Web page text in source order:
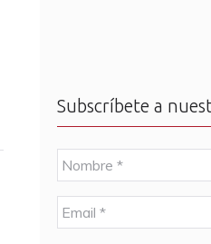
Subscríbete a
N
o
m
b
r
E
m